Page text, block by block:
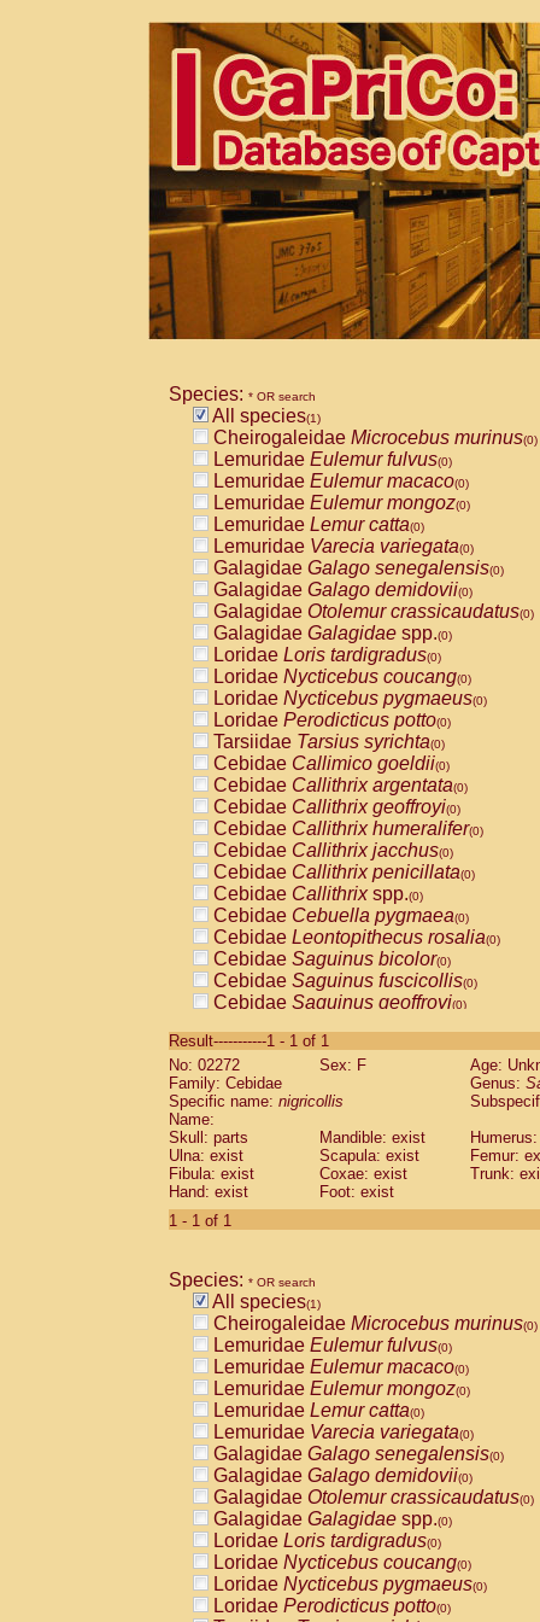
Species: * OR search
All species(1)
Cheirogaleidae Microcebus murinus(0)
Lemuridae Eulemur fulvus(0)
Lemuridae Eulemur macaco(0)
Lemuridae Eulemur mongoz(0)
Lemuridae Lemur catta(0)
Lemuridae Varecia variegata(0)
Galagidae Galago senegalensis(0)
Galagidae Galago demidovii(0)
Galagidae Otolemur crassicaudatus(0)
Galagidae Galagidae spp.(0)
Loridae Loris tardigradus(0)
Loridae Nycticebus coucang(0)
Loridae Nycticebus pygmaeus(0)
Loridae Perodicticus potto(0)
Tarsiidae Tarsius syrichta(0)
Cebidae Callimico goeldii(0)
Cebidae Callithrix argentata(0)
Cebidae Callithrix geoffroyi(0)
Cebidae Callithrix humeralifer(0)
Cebidae Callithrix jacchus(0)
Cebidae Callithrix penicillata(0)
Cebidae Callithrixspp.(0)
Cebidae Cebuella pygmaea(0)
Cebidae Leontopithecus rosalia(0)
Cebidae Saguinus bicolor(0)
Cebidae Saguinus fuscicollis(0)
Cebidae Saguinus geoffroyi(0)
CebidaeSaguinus labiatus(0)
Cebidae Saguinus leucopus (0)
Cebidae
CebidaeSaguinus mystax
Cebidae Saguinus nigricollis (1)
Cebidae Saguinus oedipus
Cebidae Saguinus weddelli
Cebidae Saguinusspp.
Cebidae
CebidaeCebus capucinus
CebidaeCebus nigrivittatus
CebidaeCebus spp.(0)
CebidaeSaimiri boliviensis(0)
CebidaeSaimiri sciureus(0)
AtelidaeAlouatta caraya(0)
AtelidaeAlouatta fusca(0)
AtelidaeAlouatta seniculus(0)
AtelidaeAlouattaspp.(0)
AtelidaeAteles belzebuth(0)
AtelidaeAteles geoffroyi(0)
AtelidaeAteles paniscus(0)
AtelidaeAtelesspp.(0)
AtelidaeLagothrix lagothricha(0)
AtelidaeLagothrix lagothricha cana
PitheciidaeCacajao calvus
Result-----------1 - 1 of 1
No: 02272
Sex: F
Age:
Family: Cebidae
Genus:
Specific name: nigricollis
Name:
Skull: parts
Mandible: exist
Ulna: exist
Scapula: exist
Femur:
Fibula: exist
Coxae: exist
Trunk:
Hand: exist
Foot: exist
1 - 1 of 1
Species: * OR search
All species(1)
Cheirogaleidae Microcebus murinus(0)
Lemuridae Eulemur fulvus(0)
Lemuridae Eulemur macaco(0)
Lemuridae Eulemur mongoz(0)
Lemuridae Lemur catta(0)
Lemuridae Varecia variegata(0)
Galagidae Galago senegalensis(0)
Galagidae Galago demidovii(0)
Galagidae Otolemur crassicaudatus(0)
Galagidae Galagidae spp.(0)
Loridae Loris tardigradus(0)
Loridae Nycticebus coucang(0)
Loridae Nycticebus pygmaeus(0)
Loridae Perodicticus potto(0)